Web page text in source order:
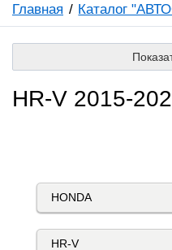
Главная Каталог
HR-V 2015-